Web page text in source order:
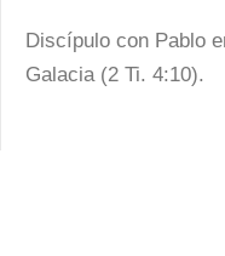
Discípulo con Pablo
Galacia (2 Ti. 4:10).